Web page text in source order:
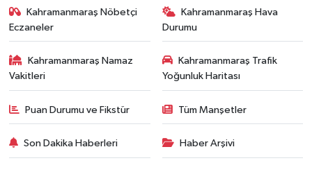
Kahramanmaraş Nöbetçi
Eczaneler
Kahramanmaraş Hava
Durumu
Kahramanmaraş Namaz
Vakitleri
Kahramanmaraş Trafik
Yoğunluk Haritası
Puan Durumu ve Fikstür Tüm Manşetler
Son Dakika Haberleri Haber Arşivi